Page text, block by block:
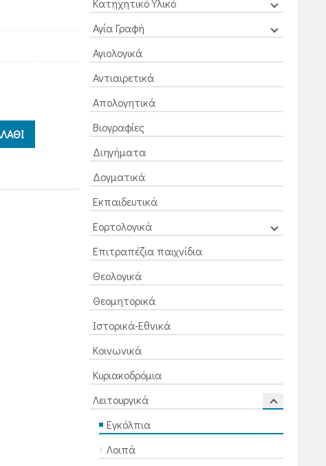
Κατηχητικό Υλικό
Αγία Γραφή
Αγιολογικά
Αντιαιρετικά
Απολογητικά
Βιογραφίες
Διηγήματα
Δογματικά
Εκπαιδευτικά
Εορτολογικά
Επιτραπέζια παιχνίδια
Θεολογικά
Θεομητορικά
Ιστορικά-Εθνικά
Κοινωνικά
Κυριακοδρόμια
Λειτουργικά
Εγκόλπια
Λοιπά